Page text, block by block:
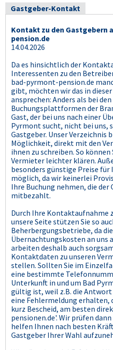
Gastgeber-Kontakt
Kontakt zu den Gastgebern
pension.de
14.04.2026
Da es hinsichtlich der
Interessenten zu den
bad-pyrmont-pension.de
gibt, möchten wir das in
ansprechen: Anders als bei
Buchungsplattformen der
Gast, der bei uns nach einer
Pyrmont sucht, nicht bei uns,
Gastgeber. Unser Verzeichnis
Möglichkeit, direkt mit den
ihnen zu schreiben. So
Vermieter leichter klären.
besonders günstige Preise
möglich, da wir keinerlei
Ihre Buchung nehmen, die der
mitbezahlt.
Durch Ihre Kontaktaufnahme
unsere Seite stützen Sie so
Beherbergungsbetriebe, da
Übernachtungskosten an uns
arbeiten deshalb auch
Kontaktdaten zu unseren
stellen. Sollten Sie im
eine bestimmte
Unterkunft in und um Bad
gültig ist, weil z.B. die
eine Fehlermeldung erhalten,
kurz Bescheid, am besten
pensionen.de'. Wir prüfen
helfen Ihnen nach besten
Gastgeber Ihrer Wahl